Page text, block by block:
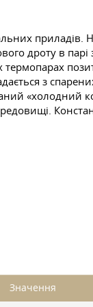
дроту в парі
термопарах
з
«холодний
Значення